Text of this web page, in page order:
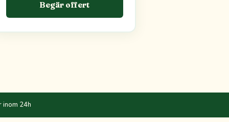
Begär offert
inom 24h